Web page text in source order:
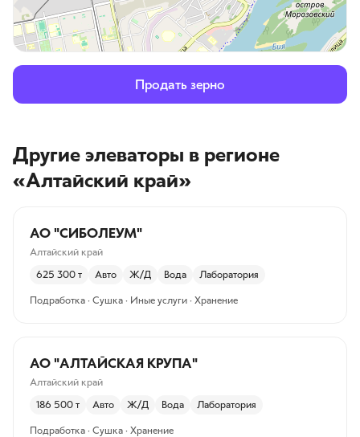
Продать зерно
Другие элеваторы в регионе
«Алтайский край»
АО "СИБОЛЕУМ"
Алтайский край
625 300 т Авто Ж/Д Вода Лаборатория
Подработка · Сушка · Иные услуги · Хранение
АО "АЛТАЙСКАЯ КРУПА"
Алтайский край
186 500 т Авто Ж/Д Вода Лаборатория
Подработка · Сушка · Хранение